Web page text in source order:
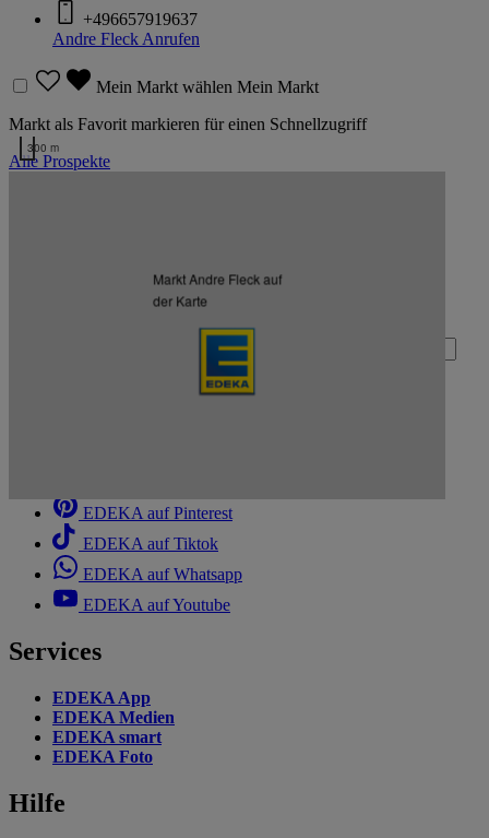
+496657919637
Andre Fleck Anrufen
Mein Markt wählen Mein Markt
Markt als Favorit markieren für einen Schnellzugriff
Alle Prospekte
Markt Andre Fleck auf
der Karte
300 m
Zum Newsletter anmelden
Deine E-Mail-Adresse (Pflichtfeld)
EDEKA auf Pinterest
EDEKA auf Tiktok
EDEKA auf Whatsapp
EDEKA auf Youtube
Services
EDEKA App
EDEKA Medien
EDEKA smart
EDEKA Foto
Hilfe